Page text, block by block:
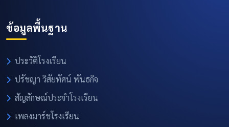
ข้อมูลพื้นฐาน
ประวัติโรงเรียน
ปรัชญา วิสัยทัศน์ พันธกิจ
สัญลักษณ์ประจำโรงเรียน
เพลงมาร์ชโรงเรียน